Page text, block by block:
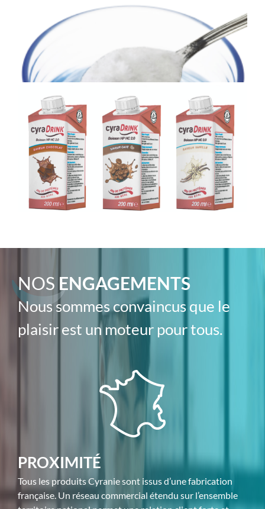
NOS ENGAGEMENTS
Nous sommes convaincus que le
plaisir est un moteur pour tous.
PROXIMITÉ
Tous les produits Cyranie sont issus d’une fabrication
française. Un réseau commercial étendu sur l’ensemble